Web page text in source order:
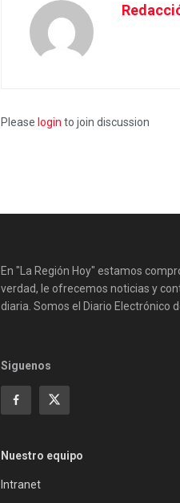
Please login to join discussion
En "La Región Hoy" estamos
verdad, le ofrecemos noticias y
diaria. Somos el Diario Electrónico
Siguenos
Nuestro equipo
Intranet